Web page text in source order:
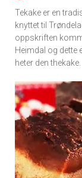
Tekake er en
knyttet til
oppskriften
Heimdal og dette
heter den thekake.